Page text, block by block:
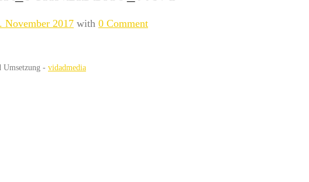
November 2017 with 0 Comment
- vidadmedia